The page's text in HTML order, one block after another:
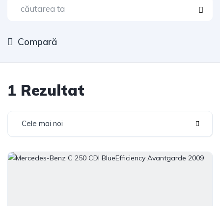
Compară
1 Rezultat
Cele mai noi